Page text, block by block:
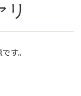
リ
す。